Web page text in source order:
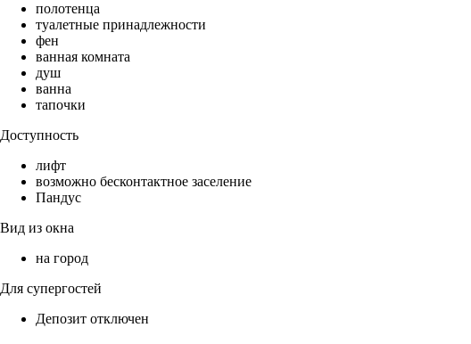
полотенца
туалетные принадлежности
фен
ванная комната
душ
ванна
тапочки
Доступность
лифт
возможно бесконтактное заселение
Пандус
Вид из окна
на город
Для супергостей
Депозит отключен